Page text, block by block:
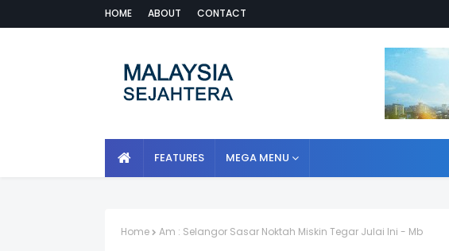
HOME ABOUT CONTACT
FEATURES MEGA MENU
Home Am : Selangor Sasar Noktah Miskin Tegar Julai Ini - Mb